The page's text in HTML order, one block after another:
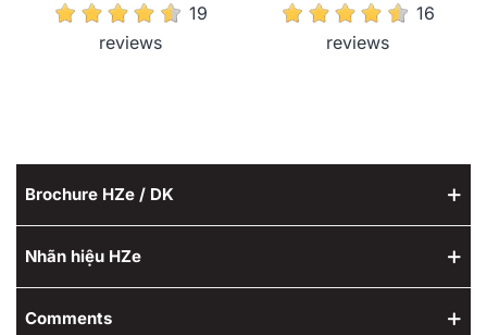
19
reviews
16
reviews
Brochure HZe / DK
Nhãn hiệu HZe
Comments